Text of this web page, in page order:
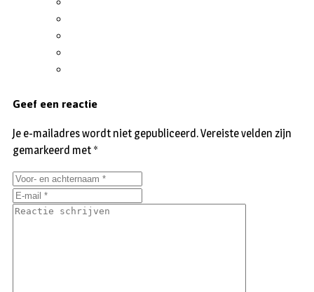
Geef een reactie
Je e-mailadres wordt niet gepubliceerd.Vereiste velden zijn
gemarkeerd met *